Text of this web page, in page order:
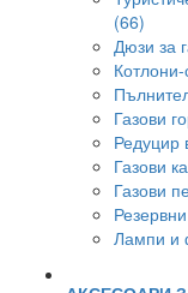
(66)
Дюзи за
Газови
Редуцир
Газови
Газови
Лампи и